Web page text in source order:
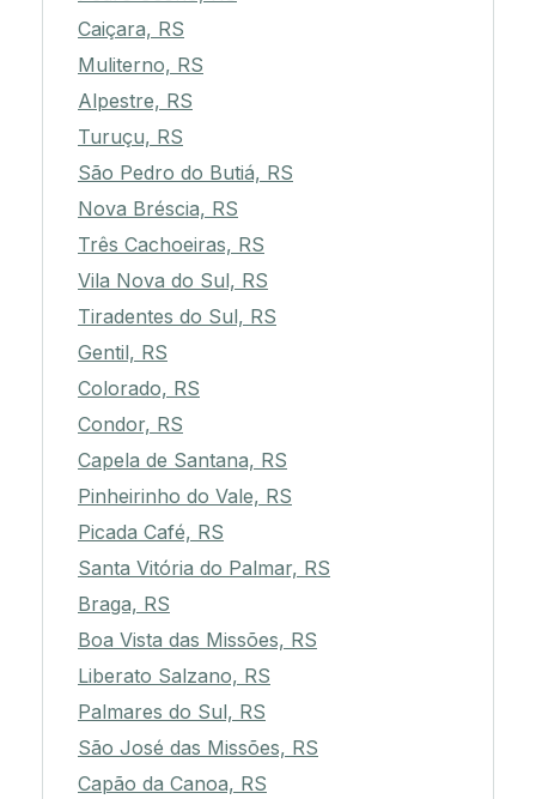
Caiçara, RS
Muliterno, RS
Alpestre, RS
Turuçu, RS
São Pedro do Butiá, RS
Nova Bréscia, RS
Três Cachoeiras, RS
Vila Nova do Sul, RS
Tiradentes do Sul, RS
Gentil, RS
Colorado, RS
Condor, RS
Capela de Santana, RS
Pinheirinho do Vale, RS
Picada Café, RS
Santa Vitória do Palmar, RS
Braga, RS
Boa Vista das Missões, RS
Liberato Salzano, RS
Palmares do Sul, RS
São José das Missões, RS
Capão da Canoa, RS